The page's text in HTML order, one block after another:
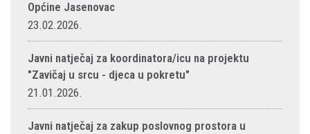
Općine Jasenovac
23.02.2026.
Javni natječaj za koordinatora/icu na projektu
"Zavičaj u srcu - djeca u pokretu"
21.01.2026.
Javni natječaj za zakup poslovnog prostora u